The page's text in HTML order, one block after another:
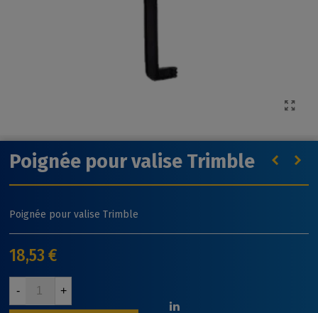
Poignée pour valise Trimble
Poignée pour valise Trimble
18,53 €
- +